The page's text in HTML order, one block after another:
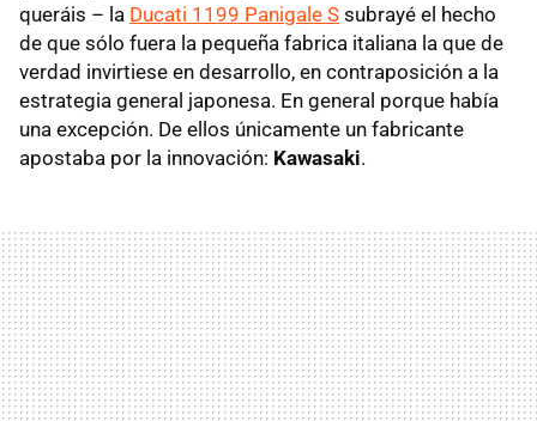
queráis – la Ducati 1199 Panigale S subrayé el hecho
de que sólo fuera la pequeña fabrica italiana la que de
verdad invirtiese en desarrollo, en contraposición a la
estrategia general japonesa. En general porque había
una excepción. De ellos únicamente un fabricante
apostaba por la innovación: Kawasaki.